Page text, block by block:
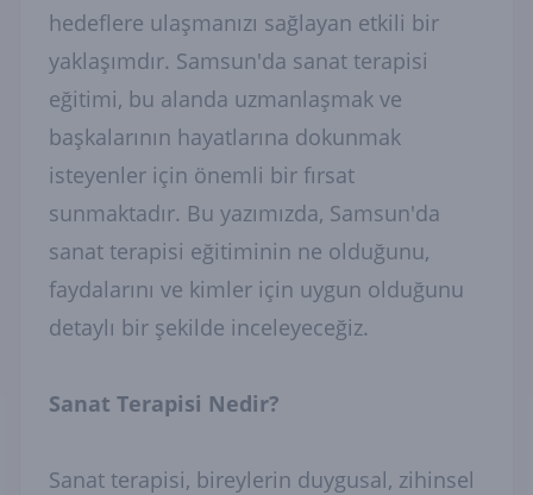
hedeflere ulaşmanızı sağlayan etkili bir
yaklaşımdır. Samsun'da sanat terapisi
eğitimi, bu alanda uzmanlaşmak ve
başkalarının hayatlarına dokunmak
isteyenler için önemli bir fırsat
sunmaktadır. Bu yazımızda, Samsun'da
sanat terapisi eğitiminin ne olduğunu,
faydalarını ve kimler için uygun olduğunu
detaylı bir şekilde inceleyeceğiz.
Sanat Terapisi Nedir?
Sanat terapisi, bireylerin duygusal, zihinsel